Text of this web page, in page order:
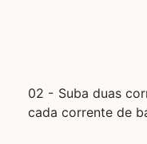
02 - Suba duas
cada corrente de